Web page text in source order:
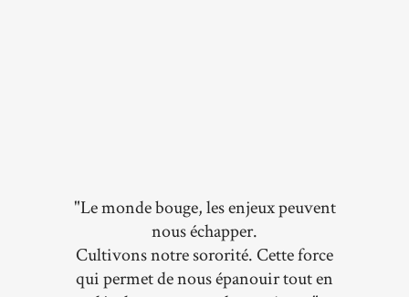
"Le monde bouge, les enjeux peuvent
nous échapper.
Cultivons notre sororité. Cette force
qui permet de nous épanouir tout en